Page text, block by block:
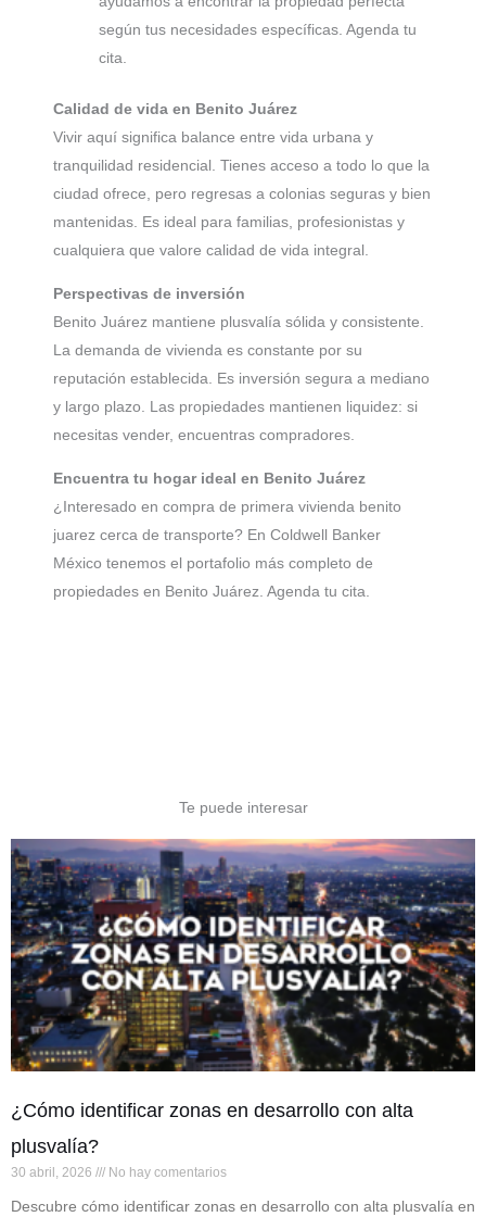
según tus necesidades específicas. Agenda tu
cita.
Calidad de vida en Benito Juárez
Vivir aquí significa balance entre vida urbana y
tranquilidad residencial. Tienes acceso a todo lo que la
ciudad ofrece, pero regresas a colonias seguras y bien
mantenidas. Es ideal para familias, profesionistas y
cualquiera que valore calidad de vida integral.
Perspectivas de inversión
Benito Juárez mantiene plusvalía sólida y consistente.
La demanda de vivienda es constante por su
reputación establecida. Es inversión segura a mediano
y largo plazo. Las propiedades mantienen liquidez: si
necesitas vender, encuentras compradores.
Encuentra tu hogar ideal en Benito Juárez
¿Interesado en compra de primera vivienda benito
juarez cerca de transporte? En Coldwell Banker
México tenemos el portafolio más completo de
propiedades en Benito Juárez. Agenda tu cita.
Te puede interesar
¿Cómo identificar zonas en desarrollo con alta
plusvalía?
30 abril, 2026 No hay comentarios
Descubre cómo identificar zonas en desarrollo con alta plusvalía en